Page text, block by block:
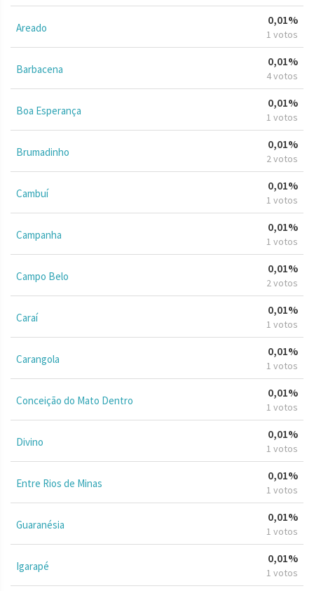
Areado
0,01%
1 votos
Barbacena
0,01%
4 votos
Boa Esperança
0,01%
1 votos
Brumadinho
0,01%
2 votos
Cambuí
0,01%
1 votos
Campanha
0,01%
1 votos
Campo Belo
0,01%
2 votos
Caraí
0,01%
1 votos
Carangola
0,01%
1 votos
Conceição do Mato Dentro
0,01%
1 votos
Divino
0,01%
1 votos
Entre Rios de Minas
0,01%
1 votos
Guaranésia
0,01%
1 votos
Igarapé
0,01%
1 votos